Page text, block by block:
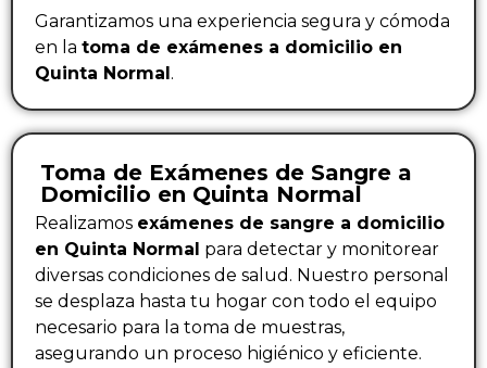
Garantizamos una experiencia segura y cómoda
en la toma de exámenes a domicilio en
Quinta Normal .
Toma de Exámenes de Sangre a
Domicilio en Quinta Normal
Realizamos exámenes de sangre a domicilio
en Quinta Normal para detectar y monitorear
diversas condiciones de salud. Nuestro personal
se desplaza hasta tu hogar con todo el equipo
necesario para la toma de muestras,
asegurando un proceso higiénico y eficiente.